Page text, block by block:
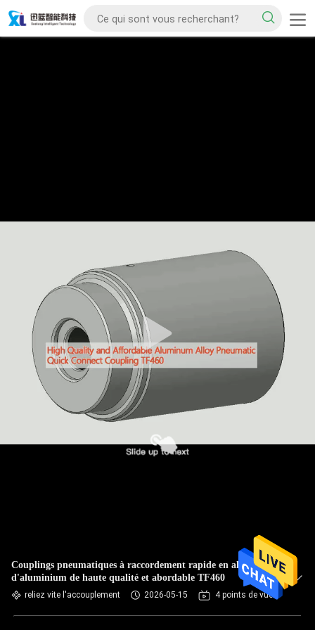
Couplings pneumatiques à raccordement rapide en alliage
d'aluminium de haute qualité et abordable TF460
reliez vite l'accouplement 2026-05-15 4 points de vue